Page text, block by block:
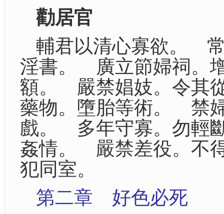
勸居官
輔君以清心寡欲。
淫書。 廣立節婦祠。
額。 嚴禁娼妓。令其
藥物。墮胎等術。 禁
戲。 多年守寡。勿輕
姦情。 嚴禁差役。不
犯同室。
第二章 好色必死